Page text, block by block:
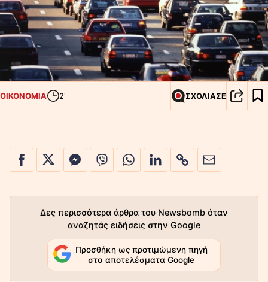
ΟΙΚΟΝΟΜΙΑ 2' ΣΧΟΛΙΑΣΕ
Δες περισσότερα άρθρα του Newsbomb όταν
αναζητάς ειδήσεις στην Google
Προσθήκη ως προτιμώμενη πηγή
στα αποτελέσματα Google